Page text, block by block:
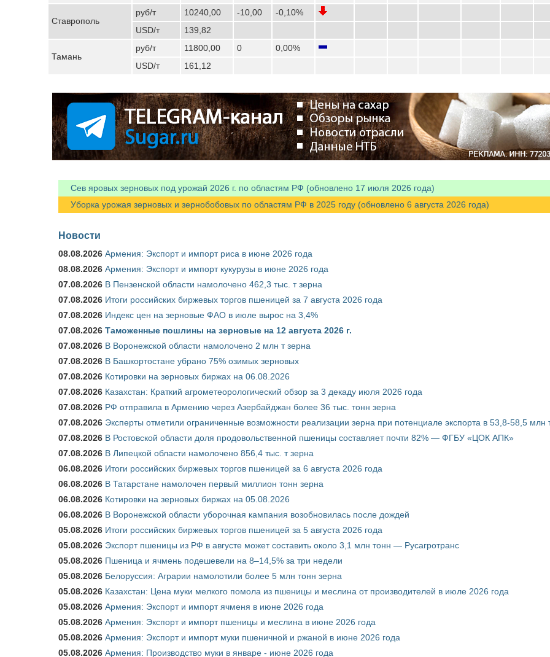
Ставрополь
руб/т 10240,00 -10,00
-0,10%
USD/т
139,82
Тамань
руб/т 11800,00 0
0,00%
USD/т
161,12
Сев яровых зерновых под урожай 2026 г. по областям РФ (обновлено 17 июля 2026 года)
Уборка урожая зерновых и зернобобовых по областям РФ в 2025 году (обновлено 6 августа 2026 года)
Новости
08.08.2026 Армения: Экспорт и импорт риса в июне 2026 года
08.08.2026 Армения: Экспорт и импорт кукурузы в июне 2026 года
07.08.2026 В Пензенской области намолочено 462,3 тыс. т зерна
07.08.2026 Итоги российских биржевых торгов пшеницей за 7 августа 2026 года
07.08.2026 Индекс цен на зерновые ФАО в июле вырос на 3,4%
07.08.2026 Таможенные пошлины на зерновые на 12 августа 2026 г.
07.08.2026 В Воронежской области намолочено 2 млн т зерна
07.08.2026 В Башкортостане убрано 75% озимых зерновых
07.08.2026 Котировки на зерновых биржах на 06.08.2026
07.08.2026 Казахстан: Краткий агрометеорологический обзор за 3 декаду июля 2026 года
07.08.2026 РФ отправила в Армению через Азербайджан более 36 тыс. тонн зерна
07.08.2026 Эксперты отметили ограниченные возможности реализации зерна при потенциале экспорта в 53,8-58,5 млн
07.08.2026 В Ростовской области доля продовольственной пшеницы составляет почти 82% — ФГБУ «ЦОК АПК»
07.08.2026 В Липецкой области намолочено 856,4 тыс. т зерна
06.08.2026 Итоги российских биржевых торгов пшеницей за 6 августа 2026 года
06.08.2026 В Татарстане намолочен первый миллион тонн зерна
06.08.2026 Котировки на зерновых биржах на 05.08.2026
06.08.2026 В Воронежской области уборочная кампания возобновилась после дождей
05.08.2026 Итоги российских биржевых торгов пшеницей за 5 августа 2026 года
05.08.2026 Экспорт пшеницы из РФ в августе может составить около 3,1 млн тонн — Русагротранс
05.08.2026 Пшеница и ячмень подешевели на 8–14,5% за три недели
05.08.2026 Белоруссия: Аграрии намолотили более 5 млн тонн зерна
05.08.2026 Казахстан: Цена муки мелкого помола из пшеницы и меслина от производителей в июле 2026 года
05.08.2026 Армения: Экспорт и импорт ячменя в июне 2026 года
05.08.2026 Армения: Экспорт и импорт пшеницы и меслина в июне 2026 года
05.08.2026 Армения: Экспорт и импорт муки пшеничной и ржаной в июне 2026 года
05.08.2026 Армения: Производство муки в январе - июне 2026 года